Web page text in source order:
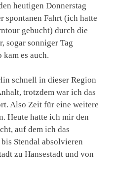
heutigen Donnerstag
spontanen Fahrt (ich hatte
gebucht) durch die
sogar sonniger Tag
kam es auch.
schnell in dieser Region
trotzdem war ich das
Also Zeit für eine weitere
Heute hatte ich mir den
auf dem ich das
Stendal absolvieren
zu Hansestadt und von